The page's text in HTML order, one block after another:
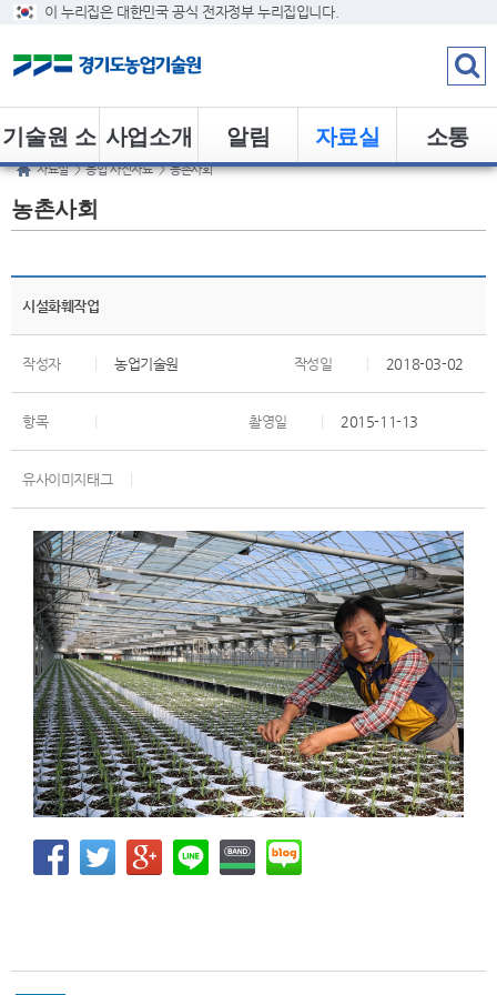
이 누리집은 대한민국 공식 전자정부 누리집입니다.
소통
자료실
알림
사업소개
기술원 소
개
자료실 > 농업 사진자료 > 농촌사회
농촌사회
시설화훼작업
작성자 농업기술원 작성일 2018-03-02
항목 촬영일 2015-11-13
유사이미지태그